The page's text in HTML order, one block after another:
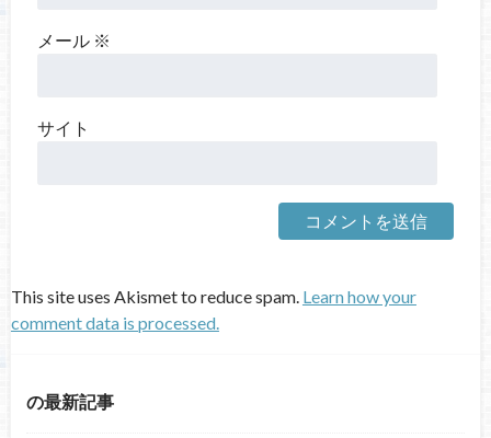
メール ※
サイト
This site uses Akismet to reduce spam. Learn how your
comment data is processed.
の最新記事